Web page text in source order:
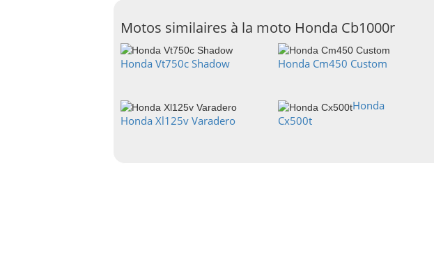
Motos similaires à la moto Honda Cb1000r
Honda Vt750c Shadow Honda Cm450 Custom
Honda Xl125v Varadero
Honda
Cx500t